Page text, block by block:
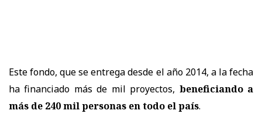
Este fondo, que se entrega desde el año 2014, a la fecha
ha financiado más de mil proyectos, beneficiando a
más de 240 mil personas en todo el país.